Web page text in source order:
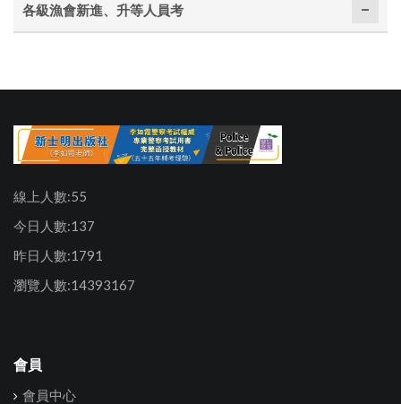
各級漁會新進、升等人員考
線上人數:55
今日人數:137
昨日人數:1791
瀏覽人數:14393167
會員
會員中心